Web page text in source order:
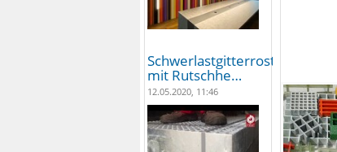
Schwerlastgitterroste
mit Rutschhe…
12.05.2020, 11:46